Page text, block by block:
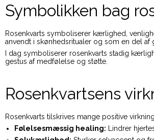
Symbolikken bag
Rosenkvarts symboliserer kærlighed,
anvendt i skønhedsritualer og som en del af
I dag symboliserer rosenkvarts stadig
gestus af medfølelse og støtte.
Rosenkvartsens
Rosenkvarts tilskrives mange positive
Følelsesmæssig healing: Lindrer